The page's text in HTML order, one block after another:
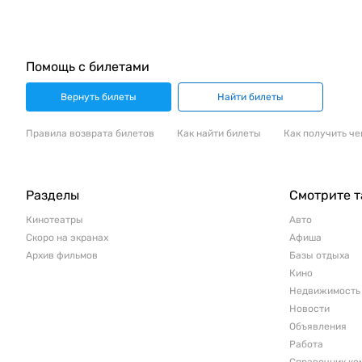
Помощь с билетами
Вернуть билеты Найти билеты
Правила возврата билетов Как найти билеты Как получить
Разделы
Кинотеатры
Скоро на экранах
Архив фильмов
Смотрите
Авто
Афиша
Базы отдыха
Кино
Недвижимость
Новости
Объявления
Работа